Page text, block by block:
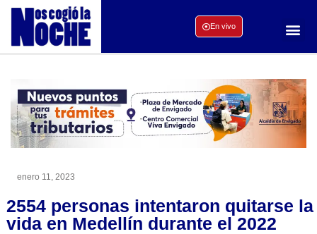
En vivo
enero 11, 2023
2554 personas intentaron quitarse la
vida en Medellín durante el 2022